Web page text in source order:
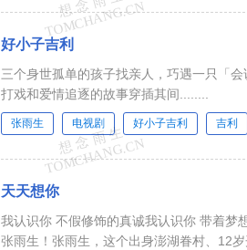
好小子吉利
三个身世孤单的孩子找亲人，巧遇一只「
打戏和爱情追逐的故事穿插其间........
张雨生 电视剧 好小子吉利 吉利
天天想你
我认识你 不假修饰的真诚我认识你 带着梦
张雨生！张雨生，这个出身澎湖眷村、12